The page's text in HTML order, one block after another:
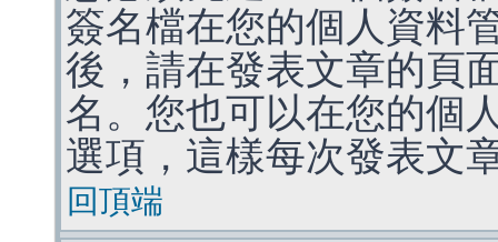
簽名檔在您的個人資料
後，請在發表文章的頁
名。您也可以在您的個
選項，這樣每次發表文
回頂端